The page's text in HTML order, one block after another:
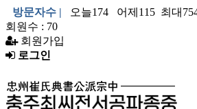
방문자수 | 오늘174 어제115 최대
회원수 : 70
회원가입
로그인